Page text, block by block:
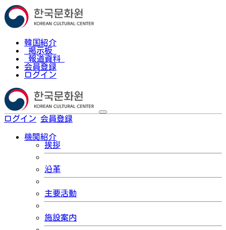
韓国紹介
掲示板
報道資料
会員登録
ログイン
ログイン 会員登録
機関紹介
挨拶
沿革
主要活動
施設案内